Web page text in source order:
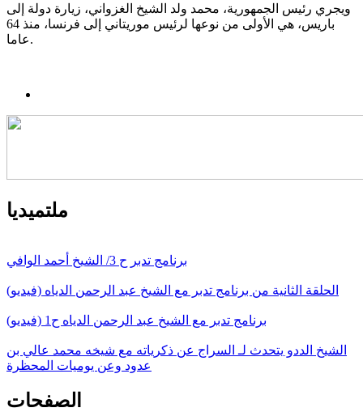
ويجري رئيس الجمهورية، محمد ولد الشيخ الغزواني، زيارة دولة إلى
باريس، هي الأولى من نوعها لرئيس موريتاني إلى فرنسا، منذ 64
عاما.
ملتميديا
برنامج تدبر ح 3/ الشيخ أحمد الوافي
الحلقة الثانية من برنامج تدبر مع الشيخ عبد الرحمن الدياه (فيديو)
برنامج تدبر مع الشيخ عبد الرحمن الدياه ح1 (فيديو)
الشيخ الددو يتحدث لـ السراج عن ذكرياته مع شيخه محمد عالي بن
عدود وعن يوميات المحظرة
الصفحات